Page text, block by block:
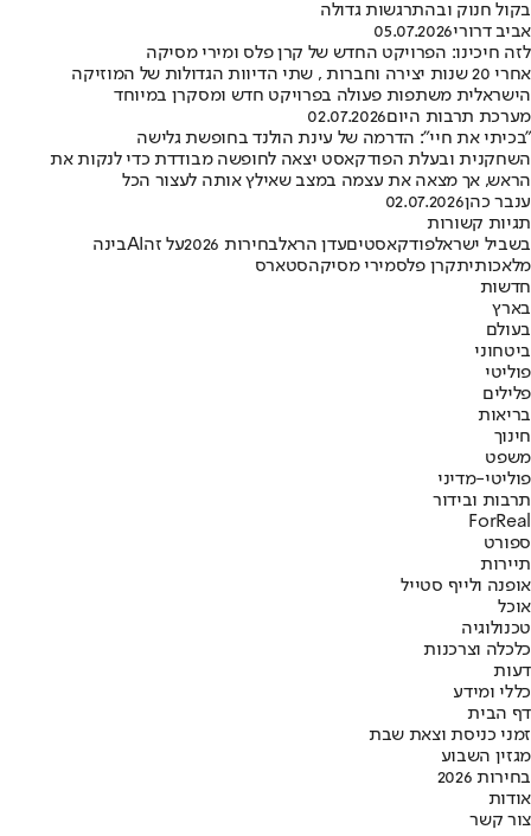
בקול חנוק ובהתרגשות גדולה
אביב דרורי05.07.2026
לזה חיכינו: הפרויקט החדש של קרן פלס ומירי מסיקה
אחרי 20 שנות יצירה וחברות , שתי הדיוות הגדולות של המוזיקה
הישראלית משתפות פעולה בפרויקט חדש ומסקרן במיוחד
מערכת תרבות היום02.07.2026
"בכיתי את חיי": הדרמה של עינת הולנד בחופשת גלישה
השחקנית ובעלת הפודקאסט יצאה לחופשה מבודדת כדי לנקות את
הראש, אך מצאה את עצמה במצב שאילץ אותה לעצור הכל
ענבר כהן02.07.2026
תגיות קשורות
בשביל ישראלפודקאסטיםעדן הראלבחירות 2026 על זה AIבינה
מלאכותיתקרן פלסמירי מסיקהסטארס
חדשות
בארץ
בעולם
ביטחוני
פוליטי
פלילים
בריאות
חינוך
משפט
פוליטי-מדיני
תרבות ובידור
ForReal
ספורט
תיירות
אופנה ולייף סטייל
אוכל
טכנולוגיה
כלכלה וצרכנות
דעות
כללי ומידע
דף הבית
זמני כניסת וצאת שבת
מגזין השבוע
בחירות 2026
אודות
צור קשר